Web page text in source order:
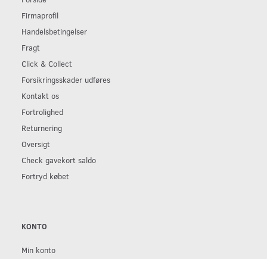
Firmaprofil
Handelsbetingelser
Fragt
Click & Collect
Forsikringsskader udføres
Kontakt os
Fortrolighed
Returnering
Oversigt
Check gavekort saldo
Fortryd købet
KONTO
Min konto